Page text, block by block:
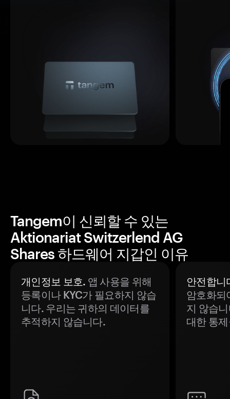
Tangem이 신뢰할 수 있는
Aktionariat Switzerlend AG
Shares 하드웨어 지갑인 이유
개인정보 보호. 앱 사용을 위해
등록이나 KYC가 필요하지 않습
니다. 우리는 귀하의 데이터를
추적하지 않습니다.
안전합니
암호화되
지 않습
대한 통